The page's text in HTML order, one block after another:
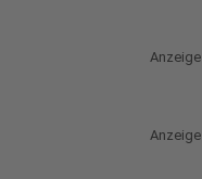
Anzeige
Anzeige